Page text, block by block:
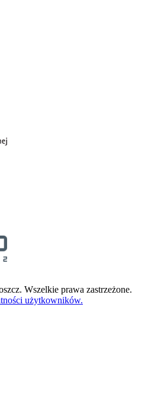
Wszelkie prawa zastrzeżone.
użytkowników.